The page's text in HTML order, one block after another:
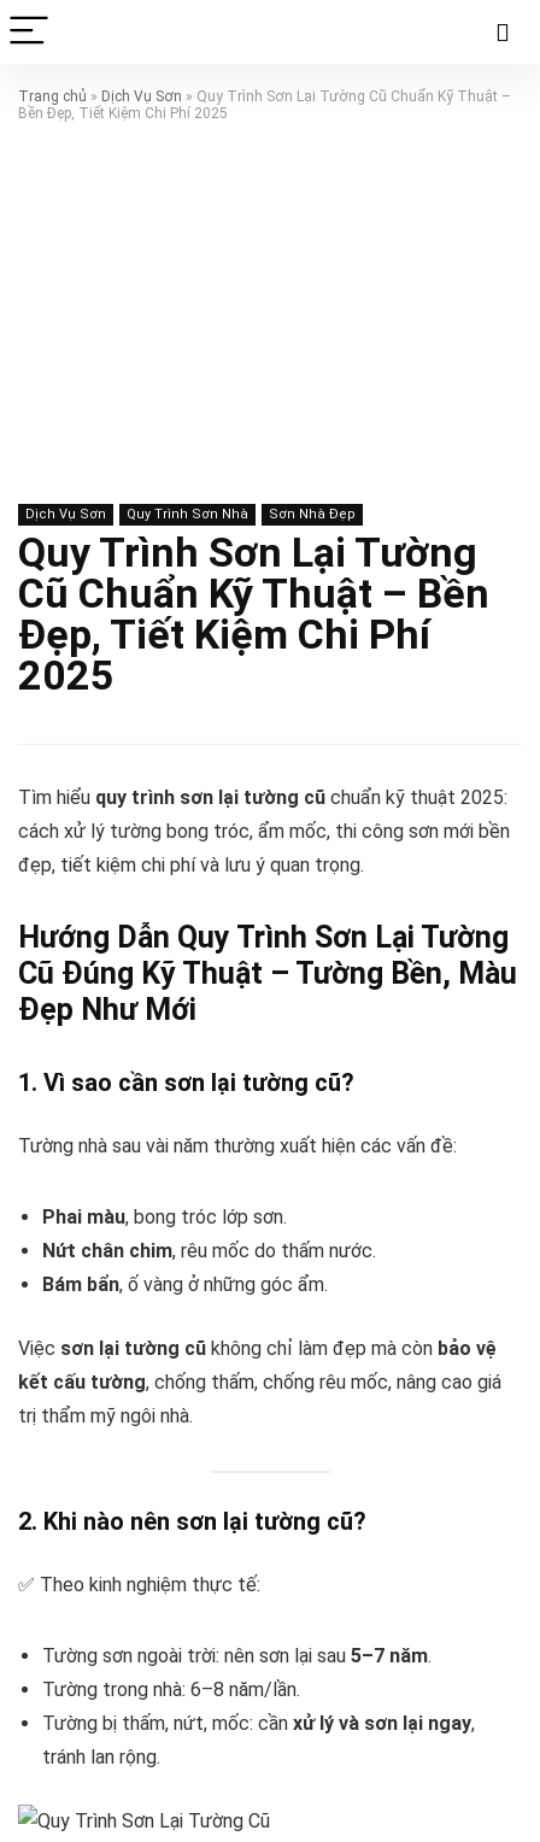
Trang chủ » Dịch Vụ Sơn » Quy Trình Sơn Lại Tường Cũ Chuẩn Kỹ Thuật –
Bền Đẹp, Tiết Kiệm Chi Phí 2025
Dịch Vụ Sơn Quy Trình Sơn Nhà Sơn Nhà Đẹp
Quy Trình Sơn Lại Tường
Cũ Chuẩn Kỹ Thuật – Bền
Đẹp, Tiết Kiệm Chi Phí
2025
Tìm hiểu quy trình sơn lại tường cũ chuẩn kỹ thuật 2025:
cách xử lý tường bong tróc, ẩm mốc, thi công sơn mới bền
đẹp, tiết kiệm chi phí và lưu ý quan trọng.
Hướng Dẫn Quy Trình Sơn Lại Tường
Cũ Đúng Kỹ Thuật – Tường Bền, Màu
Đẹp Như Mới
1. Vì sao cần sơn lại tường cũ?
Tường nhà sau vài năm thường xuất hiện các vấn đề:
Phai màu, bong tróc lớp sơn.
Nứt chân chim, rêu mốc do thấm nước.
Bám bẩn, ố vàng ở những góc ẩm.
Việc sơn lại tường cũ không chỉ làm đẹp mà còn bảo vệ
kết cấu tường, chống thấm, chống rêu mốc, nâng cao giá
trị thẩm mỹ ngôi nhà.
2. Khi nào nên sơn lại tường cũ?
✅ Theo kinh nghiệm thực tế:
Tường sơn ngoài trời: nên sơn lại sau 5–7 năm.
Tường trong nhà: 6–8 năm/lần.
Tường bị thấm, nứt, mốc: cần xử lý và sơn lại ngay,
tránh lan rộng.